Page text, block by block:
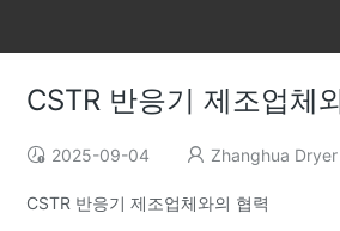
CSTR 반응기 제조업체
2025-09-04 Zhanghua Dryer
CSTR 반응기 제조업체와의 협력